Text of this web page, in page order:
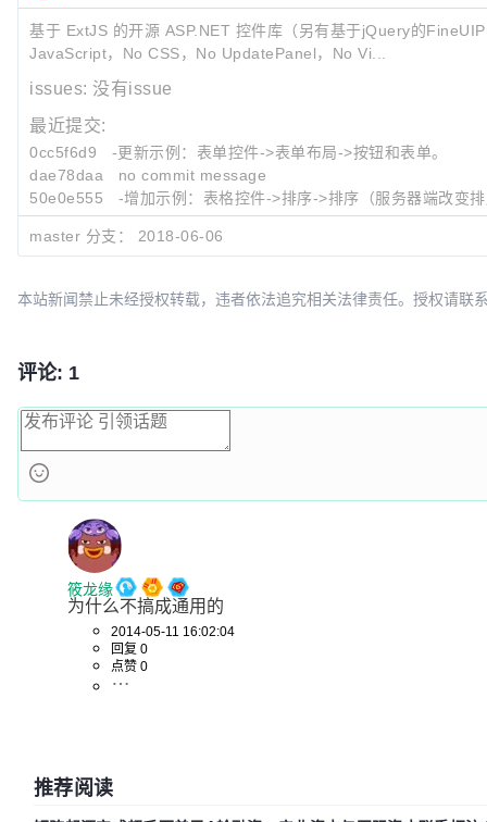
基于 ExtJS 的开源 ASP.NET 控件库（另有基于jQuery的
JavaScript，No CSS，No UpdatePanel，No Vi...
issues: 没有issue
最近提交:
0cc5f6d9
-更新示例：表单控件->表单布局->按钮和表单。
dae78daa
no commit message
50e0e555
-增加示例：表格控件->排序->排序（服务器端改变
master 分支： 2018-06-06
本站新闻禁止未经授权转载，违者依法追究相关法律责任。授权请联
评论: 1
筱龙缘
为什么不搞成通用的
2014-05-11 16:02:04
回复 0
点赞 0
推荐阅读